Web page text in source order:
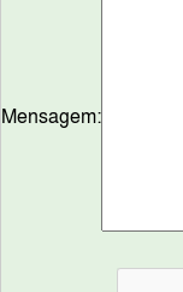
Mensagem: